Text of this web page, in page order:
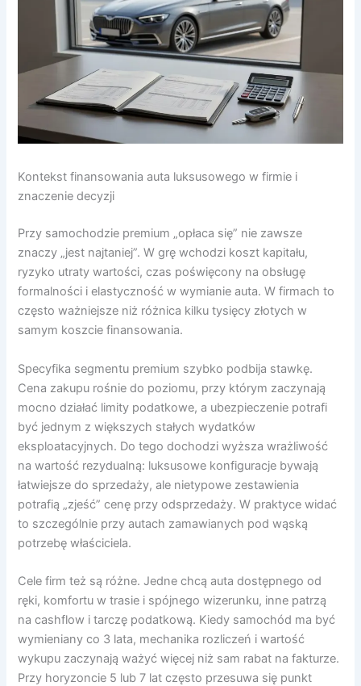
Kontekst finansowania auta luksusowego w firmie i
znaczenie decyzji
Przy samochodzie premium „opłaca się” nie zawsze
znaczy „jest najtaniej”. W grę wchodzi koszt kapitału,
ryzyko utraty wartości, czas poświęcony na obsługę
formalności i elastyczność w wymianie auta. W firmach to
często ważniejsze niż różnica kilku tysięcy złotych w
samym koszcie finansowania.
Specyfika segmentu premium szybko podbija stawkę.
Cena zakupu rośnie do poziomu, przy którym zaczynają
mocno działać limity podatkowe, a ubezpieczenie potrafi
być jednym z większych stałych wydatków
eksploatacyjnych. Do tego dochodzi wyższa wrażliwość
na wartość rezydualną: luksusowe konfiguracje bywają
łatwiejsze do sprzedaży, ale nietypowe zestawienia
potrafią „zjeść” cenę przy odsprzedaży. W praktyce widać
to szczególnie przy autach zamawianych pod wąską
potrzebę właściciela.
Cele firm też są różne. Jedne chcą auta dostępnego od
ręki, komfortu w trasie i spójnego wizerunku, inne patrzą
na cashflow i tarczę podatkową. Kiedy samochód ma być
wymieniany co 3 lata, mechanika rozliczeń i wartość
wykupu zaczynają ważyć więcej niż sam rabat na fakturze.
Przy horyzoncie 5 lub 7 lat często przesuwa się punkt